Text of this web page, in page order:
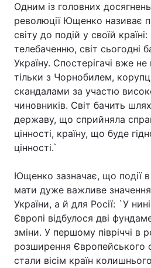
Головна
Україна
Економіка
Спорт
Техно і зв'язок
Зброя
Здоров'я
Одним із головних досягнень
революції Ющенко називає
світу до подій у своїй
телебаченню, світ сьогодні
Україну. Спостерігачі вже
тільки з Чорнобилем,
скандалами за участю
чиновників. Світ бачить
державу, що сприйняла
цінності, країну, що буде
цінності.`
Ющенко зазначає, що події в
мати дуже важливе
України, а й для Росії: `У
Європі відбулося дві
зміни. У першому півріччі в
розширення Європейського
стали вісім країн